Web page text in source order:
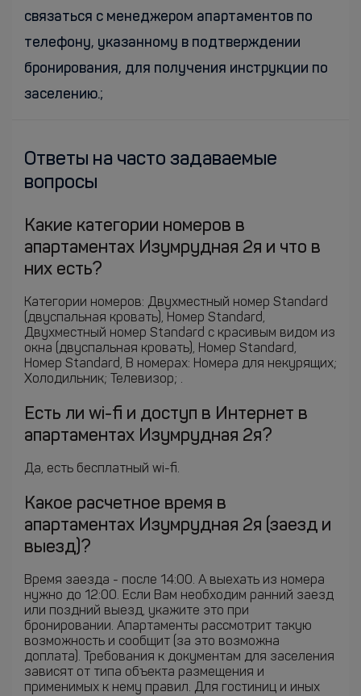
связаться с менеджером апартаментов по
телефону, указанному в подтверждении
бронирования, для получения инструкции по
заселению.;
Ответы на часто задаваемые
вопросы
Какие категории номеров в
апартаментах Изумрудная 2я и что в
них есть?
Категории номеров: Двухместный номер Standard
(двуспальная кровать), Номер Standard,
Двухместный номер Standard с красивым видом из
окна (двуспальная кровать), Номер Standard,
Номер Standard, В номерах: Номера для некурящих;
Холодильник; Телевизор; .
Есть ли wi-fi и доступ в Интернет в
апартаментах Изумрудная 2я?
Да, есть бесплатный wi-fi.
Какое расчетное время в
апартаментах Изумрудная 2я (заезд и
выезд)?
Время заезда - после 14:00. А выехать из номера
нужно до 12:00. Если Вам необходим ранний заезд
или поздний выезд, укажите это при
бронировании. Апартаменты рассмотрит такую
возможность и сообщит (за это возможна
доплата). Требования к документам для заселения
зависят от типа объекта размещения и
применимых к нему правил. Для гостиниц и иных